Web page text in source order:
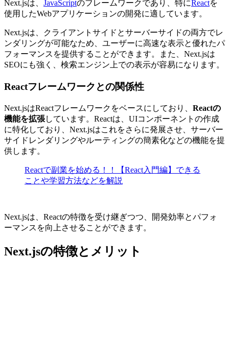
Next.jsは、 JavaScriptのフレームワークであり、特にReactを
使用したWebアプリケーションの開発に適しています。
Next.jsは、クライアントサイドとサーバーサイドの両方でレ
ンダリングが可能なため、ユーザーに高速な表示と優れたパ
フォーマンスを提供することができます。また、Next.jsは
SEOにも強く、検索エンジン上での表示が容易になります。
Reactフレームワークとの関係性
Next.jsはReactフレームワークをベースにしており、 Reactの
機能を拡張しています。Reactは、UIコンポーネントの作成
に特化しており、Next.jsはこれをさらに発展させ、サーバー
サイドレンダリングやルーティングの簡素化などの機能を提
供します。
Reactで副業を始める！！【React入門編】できる
ことや学習方法などを解説
Next.jsは、Reactの特徴を受け継ぎつつ、開発効率とパフォ
ーマンスを向上させることができます。
Next.jsの特徴とメリット